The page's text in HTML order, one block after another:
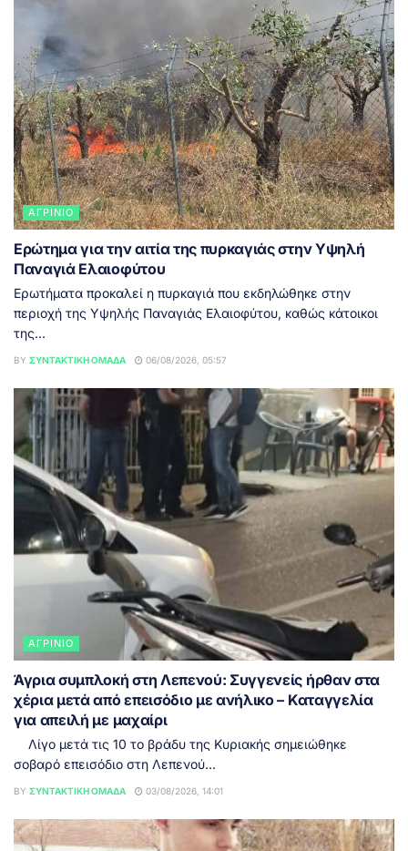
ΑΓΡΊΝΙΟ
Ερώτημα για την αιτία της πυρκαγιάς στην Υψηλή
Παναγιά Ελαιοφύτου
Ερωτήματα προκαλεί η πυρκαγιά που εκδηλώθηκε στην
περιοχή της Υψηλής Παναγιάς Ελαιοφύτου, καθώς κάτοικοι
της...
BY ΣΥΝΤΑΚΤΙΚΉ ΟΜΆΔΑ 06/08/2026, 05:57
ΑΓΡΊΝΙΟ
Άγρια συμπλοκή στη Λεπενού: Συγγενείς ήρθαν στα
χέρια μετά από επεισόδιο με ανήλικο – Καταγγελία
για απειλή με μαχαίρι
Λίγο μετά τις 10 το βράδυ της Κυριακής σημειώθηκε
σοβαρό επεισόδιο στη Λεπενού...
BY ΣΥΝΤΑΚΤΙΚΉ ΟΜΆΔΑ 03/08/2026, 14:01